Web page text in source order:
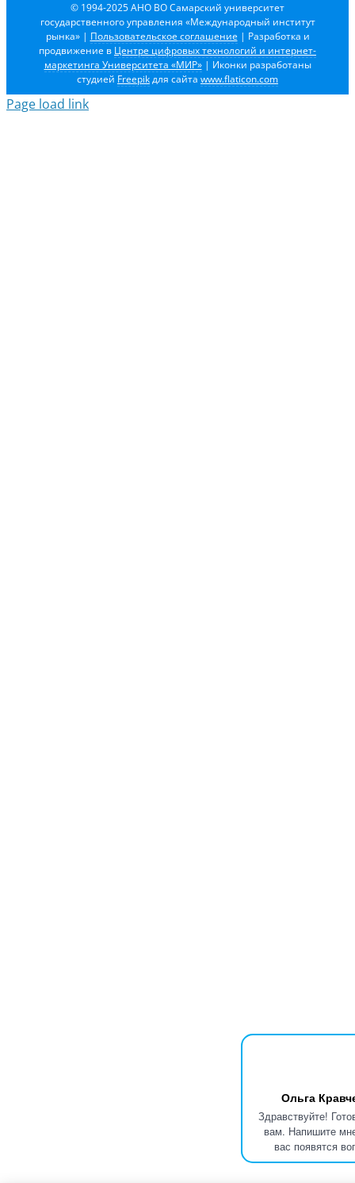
Ольга
Здравствуйте!
вам. Напишите
вас появятся
© 1994-2025 АНО ВО Самарский университет
государственного управления «Международный институт
рынка» | Пользовательское соглашение | Разработка и
продвижение в Центре цифровых технологий и интернет-
маркетинга Университета «МИР»| Иконки разработаны
студией Freepikдля сайта www.flaticon.com
Page load link